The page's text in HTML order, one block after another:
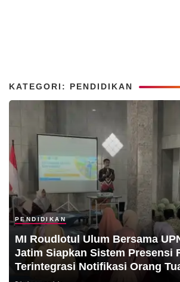
KATEGORI: PENDIDIKAN
PENDIDIKAN
MI Roudlotul Ulum Bersama
Jatim Siapkan Sistem Presensi
Terintegrasi Notifikasi Orang